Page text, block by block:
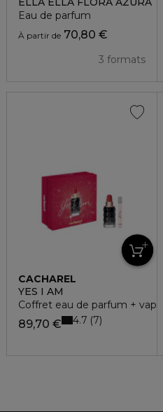
Eau de parfum
À partir de 70,80 €
3 formats
CACHAREL
YES I AM
Coffret eau de parfum +
89,70 € 4.7 7